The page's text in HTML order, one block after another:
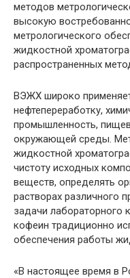
методов
высокую
метрологического
жидкостной
распространенных
ВЭЖХ широко
нефтепереработку,
промышленность,
окружающей среды.
жидкостной
чистоту исходных
веществ, определять
растворах различного
задачи лабораторного
кофеин традиционно
обеспечения работы
«В настоящее время в